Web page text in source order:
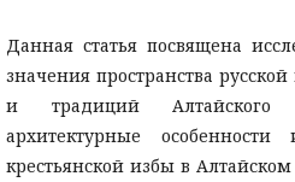
Данная статья посвящена
значения пространства
и традиций Алтайского
архитектурные
крестьянской избы в